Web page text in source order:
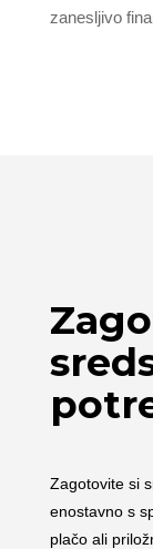
zanesljivo
Zagotovite si
enostavno s
plačo ali